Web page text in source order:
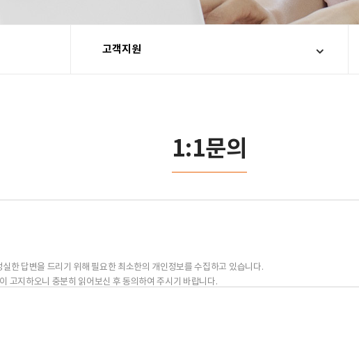
고객지원
1:1문의
한 답변을 드리기 위해 필요한 최소한의 개인정보를 수집하고 있습니다.
고지하오니 충분히 읽어보신 후 동의하여 주시기 바랍니다.